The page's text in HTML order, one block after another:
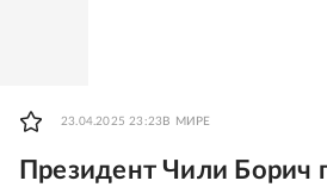
23.04.2025 23:23 В МИРЕ
Президент Чили Борич